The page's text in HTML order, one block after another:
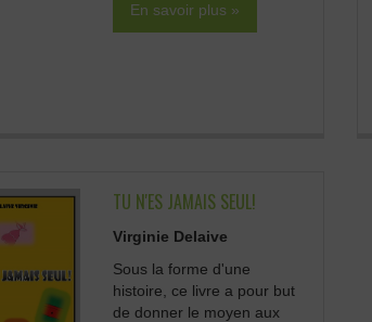
En savoir plus »
TU N'ES JAMAIS SEUL!
Virginie Delaive
Sous la forme d'une
histoire, ce livre a pour but
de donner le moyen aux